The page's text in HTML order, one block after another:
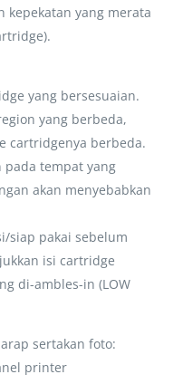
kepekatan yang merata
yang bersesuaian.
yang berbeda,
cartridgenya berbeda.
pada tempat yang
akan menyebabkan
siap pakai sebelum
isi cartridge
di-ambles-in (LOW
sertakan foto:
printer